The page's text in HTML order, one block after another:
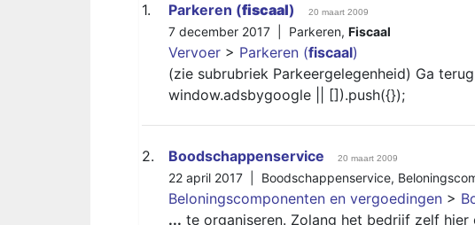
1. Parkeren (fiscaal) 20 maart 2009
7 december 2017 | Parkeren, Fiscaal
Vervoer > Parkeren (fiscaal)
(zie subrubriek Parkeergelegenheid) Ga
window.adsbygoogle || []).push({});
2. Boodschappenservice 20 maart 2009
22 april 2017 | Boodschappenservice,
Beloningscomponenten en vergoedingen >
... te organiseren. Zolang het bedrijf zelf